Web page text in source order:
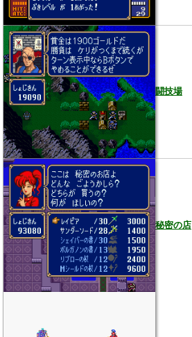
闘技場
秘密の店